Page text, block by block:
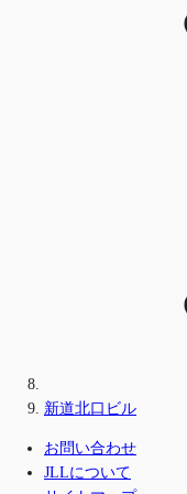
新道北口ビル
お問い合わせ
JLLについて